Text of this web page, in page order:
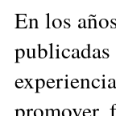
En los
promover,